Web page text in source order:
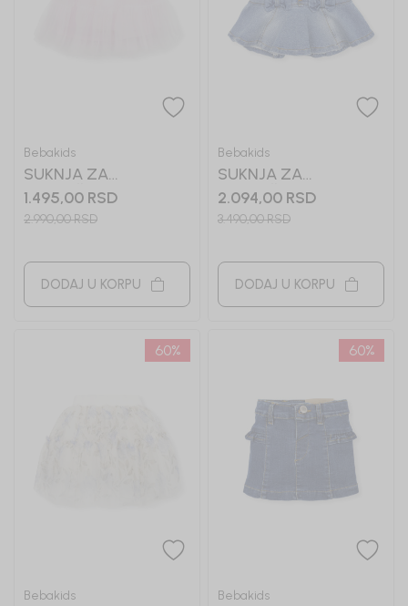
Bebakids
SUKNJA ZA
DEVOJČICE
ALEXANDRA
1.495,00 RSD
2.990,00RSD
DODAJ U KORPU
Bebakids
SUKNJA ZA
DEVOJČICE BRENDA
2.094,00 RSD
3.490,00RSD
DODAJ U KORPU
60%
Bebakids
60%
Bebakids